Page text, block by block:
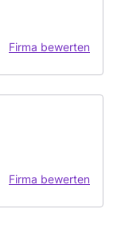
Firma bewerten
Firma bewerten